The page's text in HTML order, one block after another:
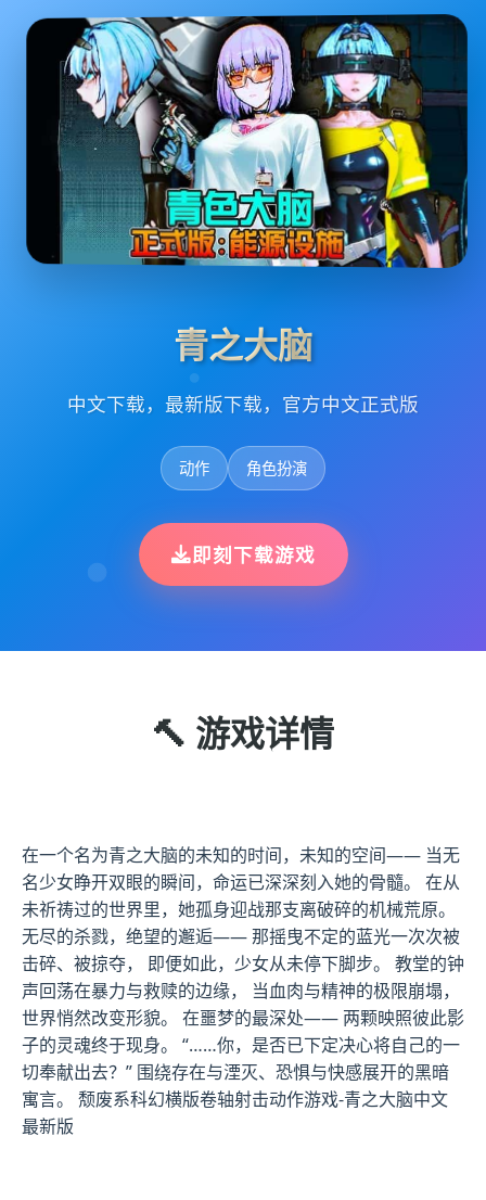
青之大脑
中文下载，最新版下载，官方中文正式版
动作 角色扮演
即刻下载游戏
🔨 游戏详情
在一个名为青之大脑的未知的时间，未知的空间—— 当无
名少女睁开双眼的瞬间，命运已深深刻入她的骨髓。 在从
未祈祷过的世界里，她孤身迎战那支离破碎的机械荒原。
无尽的杀戮，绝望的邂逅—— 那摇曳不定的蓝光一次次被
击碎、被掠夺， 即便如此，少女从未停下脚步。 教堂的钟
声回荡在暴力与救赎的边缘， 当血肉与精神的极限崩塌，
世界悄然改变形貌。 在噩梦的最深处—— 两颗映照彼此影
子的灵魂终于现身。 “……你，是否已下定决心将自己的一
切奉献出去？” 围绕存在与湮灭、恐惧与快感展开的黑暗
寓言。 颓废系科幻横版卷轴射击动作游戏-青之大脑中文
最新版